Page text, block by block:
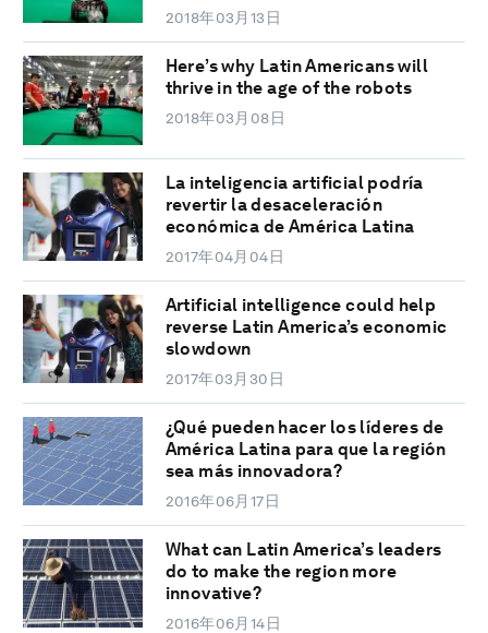
2018年03月13日
Here’s why Latin Americans will
thrive in the age of the robots
2018年03月08日
La inteligencia artificial podría
revertir la desaceleración
económica de América Latina
2017年04月04日
Artificial intelligence could help
reverse Latin America’s economic
slowdown
2017年03月30日
¿Qué pueden hacer los líderes de
América Latina para que la región
sea más innovadora?
2016年06月17日
What can Latin America’s leaders
do to make the region more
innovative?
2016年06月14日